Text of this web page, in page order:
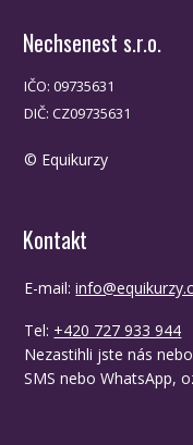
Nechsenest s.r.o.
IČO: 09735631
DIČ: CZ09735631
© Equikurzy
Kontakt
E-mail:
Tel: +420 727 933 944
Nezastihli jste nás
SMS nebo WhatsApp,